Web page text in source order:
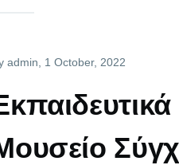
admin , 1 October, 2022